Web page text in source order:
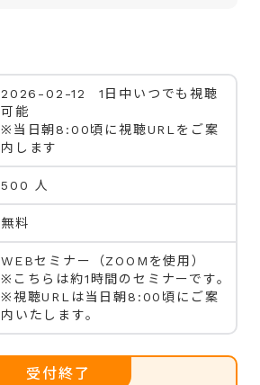
2026-02-12 1日中いつでも視聴
可能
※当日朝8:00頃に視聴URLをご案
内します
500 人
無料
WEBセミナー（ZOOMを使用）
※こちらは約1時間のセミナーです。
※視聴URLは当日朝8:00頃にご案
内いたします。
受付終了